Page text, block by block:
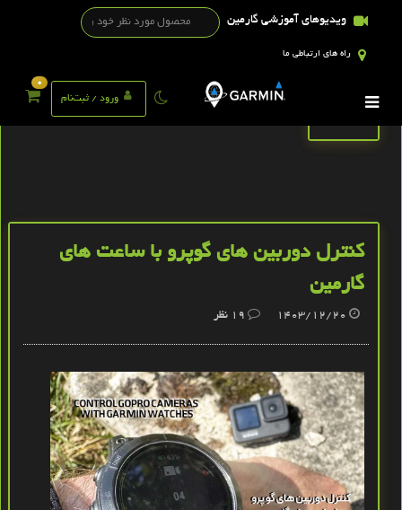
ویدیوهای آموزشی گارمین
راه های ارتباطی ما
ورود / ثبت‌نام
0
کنترل دوربین های گوپرو با ساعت‌ های
گارمین
1403/12/20
19 نظر